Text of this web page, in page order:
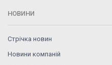
НОВИНИ
Стрічка новин
Новини компаній